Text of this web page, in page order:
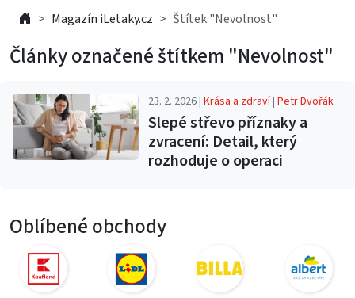
Magazín iLetaky.cz Štítek "Nevolnost"
Články označené štítkem "Nevolnost"
23. 2. 2026 |Krása a zdraví|Petr Dvořák
Slepé střevo příznaky a
zvracení: Detail, který
rozhoduje o operaci
Oblíbené obchody